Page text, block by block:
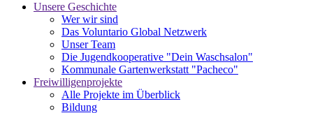
Unsere Geschichte
Wer wir sind
Das Voluntario Global Netzwerk
Unser Team
Die Jugendkooperative "Dein Waschsalon"
Kommunale Gartenwerkstatt "Pacheco"
Freiwilligenprojekte
Alle Projekte im Überblick
Bildung